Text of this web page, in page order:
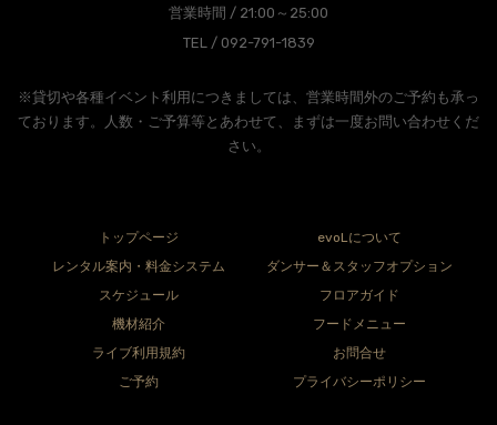
営業時間 / 21:00～25:00
TEL / 092-791-1839
※貸切や各種イベント利用につきましては、営業時間外のご予約も承っ
ております。人数・ご予算等とあわせて、まずは一度お問い合わせくだ
さい。
トップページ
evoLについて
レンタル案内・料金システム
ダンサー＆スタッフオプション
スケジュール
フロアガイド
機材紹介
フードメニュー
ライブ利用規約
お問合せ
ご予約
プライバシーポリシー